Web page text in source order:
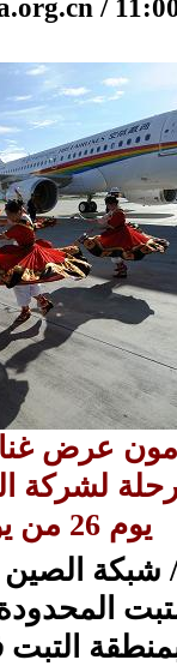
/
عرض
لشركة
يوم 26 من يوليو الجاري.
يوليو 2011 /
التبت